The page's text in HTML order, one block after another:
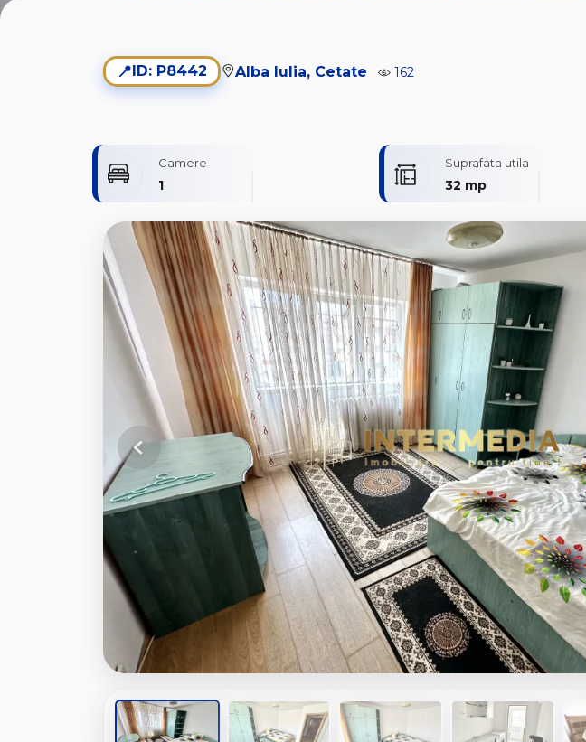
📍ID: P8442 Alba Iulia, Cetate 162
Camere
1
Suprafata utila
32 mp
Previous